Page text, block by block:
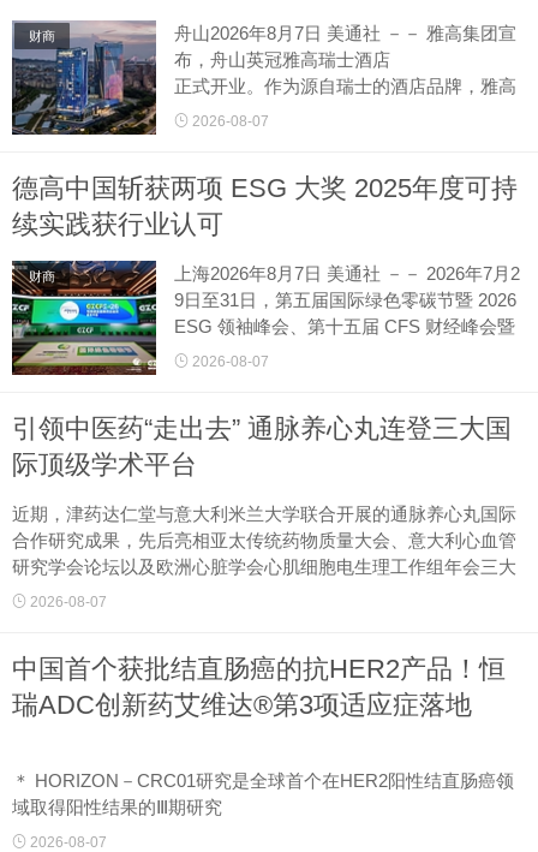
财商
舟山2026年8月7日 美通社 －－ 雅高集团宣
布，舟山英冠雅高瑞士酒店
正式开业。作为源自瑞士的酒店品牌，雅高
瑞士酒店始终将瑞士品质的精湛匠心与目的
由雅高集团与浙江英冠控股集团联袂呈现，
落子于...
2026-08-07
德高中国斩获两项 ESG 大奖 2025年度可持
续实践获行业认可
财商
上海2026年8月7日 美通社 －－ 2026年7月2
9日至31日，第五届国际绿色零碳节暨 2026
ESG 领袖峰会、第十五届 CFS 财经峰会暨
20262026-08-07
引领中医药“走出去” 通脉养心丸连登三大国
际顶级学术平台
近期，津药达仁堂与意大利米兰大学联合开展的通脉养心丸国际
合作研究成果，先后亮相亚太传统药物质量大会、意大利心血管
研究学会论坛以及欧洲心脏学会心肌细胞电生理工作组年会三大
重量级国际学术会议。
2026-08-07
中国首个获批结直肠癌的抗HER2产品！恒
瑞ADC创新药艾维达®第3项适应症落地
＊ HORIZON－CRC01研究是全球首个在HER2阳性结直肠癌领
域取得阳性结果的Ⅲ期研究
＊ 艾维达®（注射用瑞康曲妥珠单抗）成为中国首个获批用于结
2026-08-07